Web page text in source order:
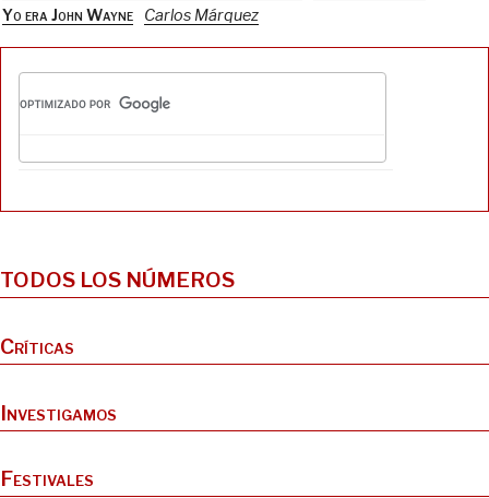
Yo era John Wayne
Carlos Márquez
TODOS LOS NÚMEROS
Críticas
Investigamos
Festivales